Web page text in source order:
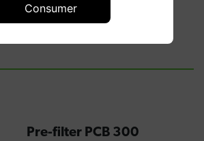
Consumer
Pre-filter PCB 300